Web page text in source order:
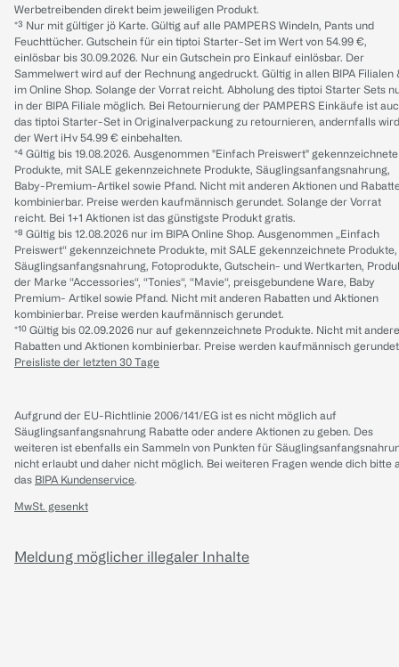
Werbetreibenden direkt beim jeweiligen Produkt.
*³ Nur mit gültiger jö Karte. Gültig auf alle PAMPERS Windeln, Pants und
Feuchttücher. Gutschein für ein tiptoi Starter-Set im Wert von 54.99 €,
einlösbar bis 30.09.2026. Nur ein Gutschein pro Einkauf einlösbar. Der
Sammelwert wird auf der Rechnung angedruckt. Gültig in allen BIPA Filialen
im Online Shop. Solange der Vorrat reicht. Abholung des tiptoi Starter Sets
in der BIPA Filiale möglich. Bei Retournierung der PAMPERS Einkäufe ist
das tiptoi Starter-Set in Originalverpackung zu retournieren, andernfalls wird
der Wert iHv 54.99 € einbehalten.
*⁴ Gültig bis 19.08.2026. Ausgenommen "Einfach Preiswert" gekennzeichnete
Produkte, mit SALE gekennzeichnete Produkte, Säuglingsanfangsnahrung,
Baby-Premium-Artikel sowie Pfand. Nicht mit anderen Aktionen und
kombinierbar. Preise werden kaufmännisch gerundet. Solange der Vorrat
reicht. Bei 1+1 Aktionen ist das günstigste Produkt gratis.
*⁸ Gültig bis 12.08.2026 nur im BIPA Online Shop. Ausgenommen „Einfach
Preiswert“ gekennzeichnete Produkte, mit SALE gekennzeichnete Produkte,
Säuglingsanfangsnahrung, Fotoprodukte, Gutschein- und Wertkarten,
der Marke “Accessories“, “Tonies“, “Mavie“, preisgebundene Ware, Baby
Premium- Artikel sowie Pfand. Nicht mit anderen Rabatten und Aktionen
kombinierbar. Preise werden kaufmännisch gerundet.
*¹⁰ Gültig bis 02.09.2026 nur auf gekennzeichnete Produkte. Nicht mit
Rabatten und Aktionen kombinierbar. Preise werden kaufmännisch
Preisliste der letzten 30 Tage
Aufgrund der EU-Richtlinie 2006/141/EG ist es nicht möglich auf
Säuglingsanfangsnahrung Rabatte oder andere Aktionen zu geben. Des
weiteren ist ebenfalls ein Sammeln von Punkten für
nicht erlaubt und daher nicht möglich. Bei weiteren Fragen wende dich bitte
das BIPA Kundenservice.
MwSt. gesenkt
Meldung möglicher illegaler Inhalte